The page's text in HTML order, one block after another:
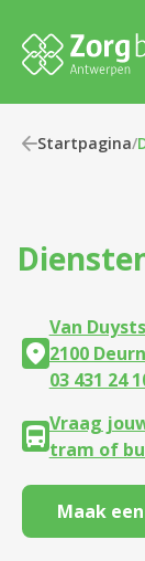
Startpagina/
Van
2100
03 431 24
Vraag
tram of
Maak